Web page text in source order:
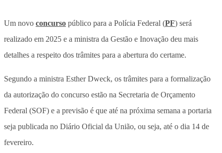
Um novo concurso público para a Polícia Federal (PF) será
realizado em 2025 e a ministra da Gestão e Inovação deu mais
detalhes a respeito dos trâmites para a abertura do certame.
Segundo a ministra Esther Dweck, os trâmites para a formalização
da autorização do concurso estão na Secretaria de Orçamento
Federal (SOF) e a previsão é que até na próxima semana a portaria
seja publicada no Diário Oficial da União, ou seja, até o dia 14 de
fevereiro.